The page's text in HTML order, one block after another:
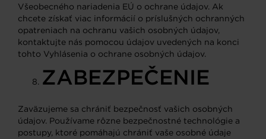
Všeobecného nariadenia EÚ o ochrane údajov. Ak
chcete získať viac informácií o príslušných ochranných
opatreniach na ochranu vašich osobných údajov,
kontaktujte nás pomocou údajov uvedených na konci
tohto Vyhlásenia o ochrane osobných údajov.
ZABEZPEČENIE
Zaväzujeme sa chrániť bezpečnosť vašich osobných
údajov. Používame rôzne bezpečnostné technológie a
postupy, ktoré pomáhajú chrániť vaše osobné údaje